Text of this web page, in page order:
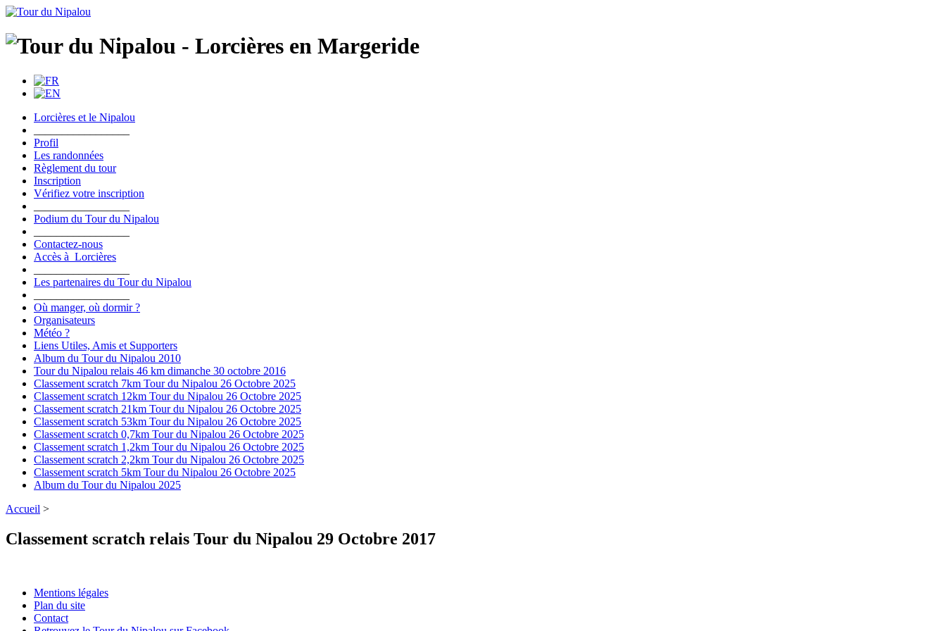
Lorcières et le Nipalou
Profil
Les randonnées
Règlement du tour
Inscription
Vérifiez votre inscription
Podium du Tour du Nipalou
Contactez-nous
Accès à Lorcières
Les partenaires du Tour du Nipalou
Où manger, où dormir ?
Organisateurs
Météo ?
Liens Utiles, Amis et Supporters
Album du Tour du Nipalou 2010
Tour du Nipalou relais 46 km dimanche 30 octobre 2016
Classement scratch 7km Tour du Nipalou 26 Octobre 2025
Classement scratch 12km Tour du Nipalou 26 Octobre 2025
Classement scratch 21km Tour du Nipalou 26 Octobre 2025
Classement scratch 53km Tour du Nipalou 26 Octobre 2025
Classement scratch 0,7km Tour du Nipalou 26 Octobre 2025
Classement scratch 1,2km Tour du Nipalou 26 Octobre 2025
Classement scratch 2,2km Tour du Nipalou 26 Octobre 2025
Classement scratch 5km Tour du Nipalou 26 Octobre 2025
Album du Tour du Nipalou 2025
Accueil >
Classement scratch relais Tour du Nipalou 29 Octobre 2017
Mentions légales
Plan du site
Contact